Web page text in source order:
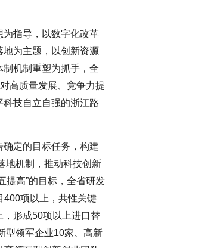
为指导，以数字化改革
为主题，以创新资源
机制重塑为抓手，全
高质量发展、竞争力提
技自立自强的浙江路
确定的目标任务，构建
地机制，推动科技创新
提高”的目标，全省研发
400项以上，共性关键
形成50项以上进口替
型领军企业10家、高新